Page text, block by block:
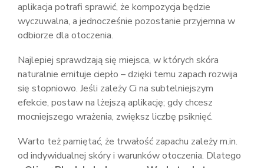
aplikacja potrafi sprawić, że kompozycja będzie
wyczuwalna, a jednocześnie pozostanie przyjemna w
odbiorze dla otoczenia.
Najlepiej sprawdzają się miejsca, w których skóra
naturalnie emituje ciepło – dzięki temu zapach rozwija
się stopniowo. Jeśli zależy Ci na subtelniejszym
efekcie, postaw na lżejszą aplikację; gdy chcesz
mocniejszego wrażenia, zwiększ liczbę psiknięć.
Warto też pamiętać, że trwałość zapachu zależy m.in.
od indywidualnej skóry i warunków otoczenia. Dlatego